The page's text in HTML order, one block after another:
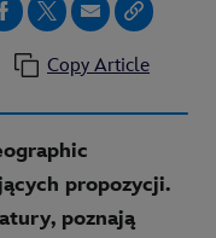
Copy Article
propozycji.
poznają